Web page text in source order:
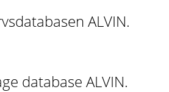
ALVIN.
database ALVIN.